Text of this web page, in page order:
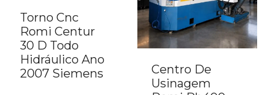
Torno Cnc
Romi Centur
30 D Todo
Hidráulico Ano
2007 Siemens
Centro De
Usinagem